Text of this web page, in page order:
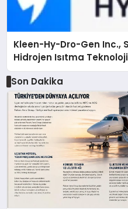
Kleen-Hy-Dro-Gen Inc.,
Hidrojen Isıtma
Düzenleyici Onaylarını
Son Dakika